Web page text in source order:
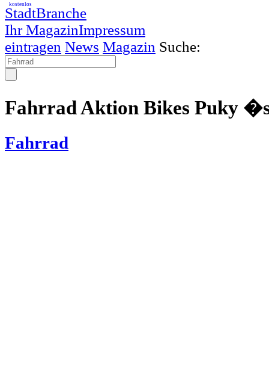
StadtBranche
Ihr MagazinImpressum
kostenlos
eintragen News Magazin Suche:
Fahrrad Aktion Bikes Puky
Fahrrad